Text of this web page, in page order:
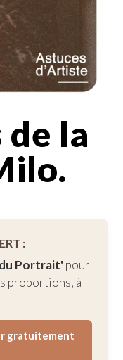
de la
:
du Portrait'pour
proportions, à
gratuitement